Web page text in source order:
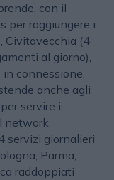
con il
per raggiungere i
Civitavecchia (4
al giorno),
in connessione.
anche agli
servire i
network
servizi giornalieri
Parma,
raddoppiati